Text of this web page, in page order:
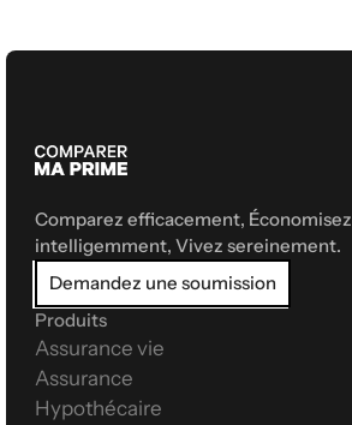
Comparez efficacement, Économisez
intelligemment, Vivez sereinement.
Demandez une soumission
Produits
Assurance vie
Assurance
Hypothécaire